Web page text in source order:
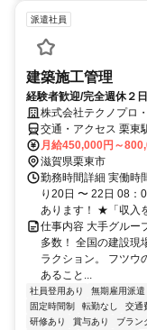
派遣社員
建築施工管理
経験者歓迎/完全週休２
株式会社テクノプロ
交通・アクセス 栗東
月給450,000円～
滋賀県栗東市
勤務時間詳細 実働時
り20日 〜 22日 08：
あります！ ★「収入
仕事内容 大手グルー
多数！ 全国の建設現
ラクション。 フツウ
あること...
社員登用あり 無期雇用派遣
固定時間制
転勤なし 交通
研修あり
賞与あり ブラン